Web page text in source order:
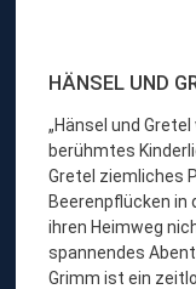
m
i
l
i
e
n
“
HÄNSEL UND
„Hänsel und
berühmtes
Gretel ziemliches
Beerenpflücken in
ihren Heimweg
spannendes
Grimm ist ein